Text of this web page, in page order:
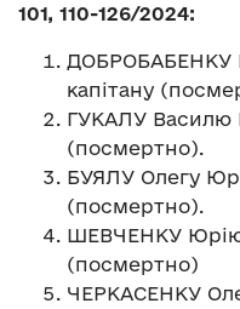
101, 110-126/2024:
ДОБРОБАБЕНКУ
капітану
ГУКАЛУ Василю
(посмертно).
БУЯЛУ Олегу
(посмертно).
ШЕВЧЕНКУ Юрію
(посмертно)
ЧЕРКАСЕНКУ